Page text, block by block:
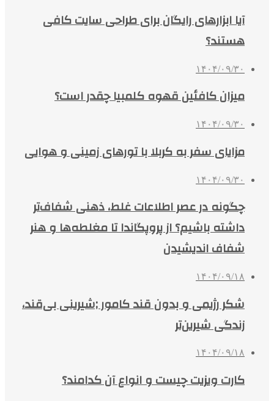
آیا ابزارهای رایگان برای طراحی سایت کافی
هستند؟
۱۴۰۴/۰۹/۳۰
میزان کافئین قهوه کلمبیا چقدر است؟
۱۴۰۴/۰۹/۳۰
مزایای سفر به کربلا با تورهای زمینی و هوایی
۱۴۰۴/۰۹/۳۰
چگونه در عصر اطلاعات غلط، ذهنی شفاف‌تر
داشته باشیم؟ از پروپگاندا تا مغلطه‌ها و هنر
شفاف اندیشیدن
۱۴۰۴/۰۹/۱۸
شکر رژیمی و بدون قند کامور ;شیرینی بی‌قند،
زندگی شیرین‌تر
۱۴۰۴/۰۹/۱۸
کارت ویزیت چیست و انواع آن کدامند؟